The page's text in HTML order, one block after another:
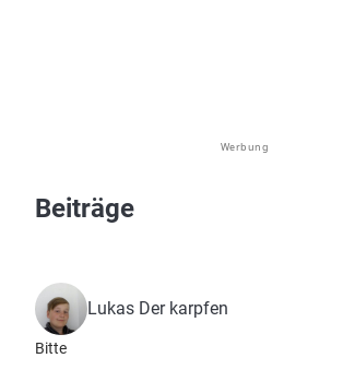
Werbung
Beiträge
Lukas Der karpfen
Bitte